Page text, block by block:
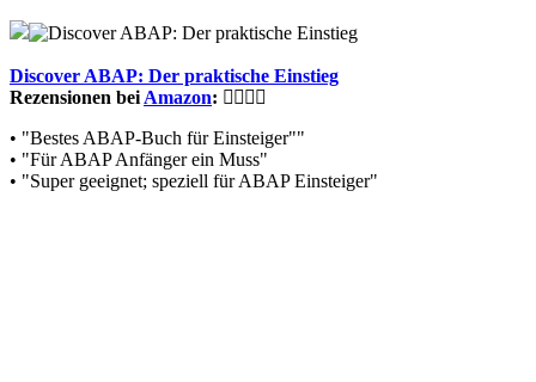
Discover ABAP: Der praktische Einstieg
Rezensionen bei Amazon:
• "Bestes ABAP-Buch für Einsteiger""
• "Für ABAP Anfänger ein Muss"
• "Super geeignet; speziell für ABAP Einsteiger"